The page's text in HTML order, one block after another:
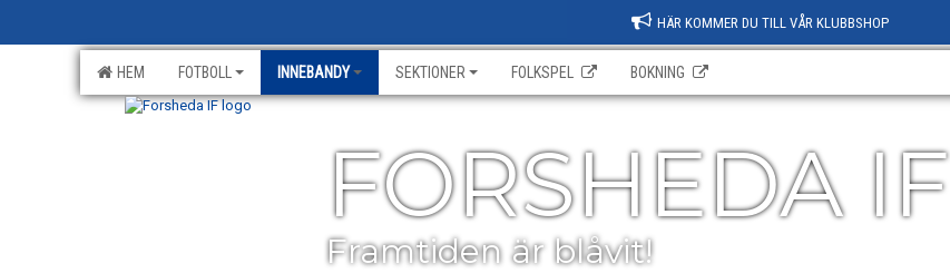
HÄR KOMMER DU TILL VÅR KLUBBSHOP
HEM FOTBOLL INNEBANDY SEKTIONER FOLKSPEL BOKNING
FORSHEDA IF
Framtiden är blåvit!